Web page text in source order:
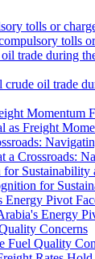
tolls
oil trade
Freight
a Crossroads:
for
Energy
Fuel Quality